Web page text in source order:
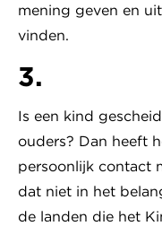
mening geven en
vinden.
3.
Is een kind
ouders? Dan heeft
persoonlijk contact
dat niet in het
de landen die het